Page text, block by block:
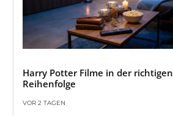
Harry Potter Filme in der richtigen
Reihenfolge
VOR 2 TAGEN